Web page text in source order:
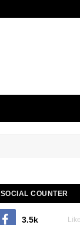
SOCIAL COUNTER
3.5k